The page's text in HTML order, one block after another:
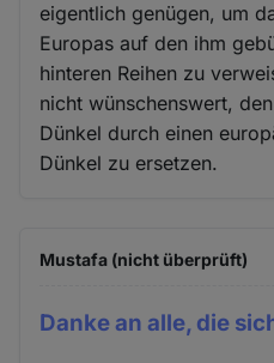
eigentlich genügen, um
Europas auf den ihm
hinteren Reihen zu
nicht wünschenswert,
Dünkel durch einen
Dünkel zu ersetzen.
Mustafa (nicht überprüft)
Danke an alle, die